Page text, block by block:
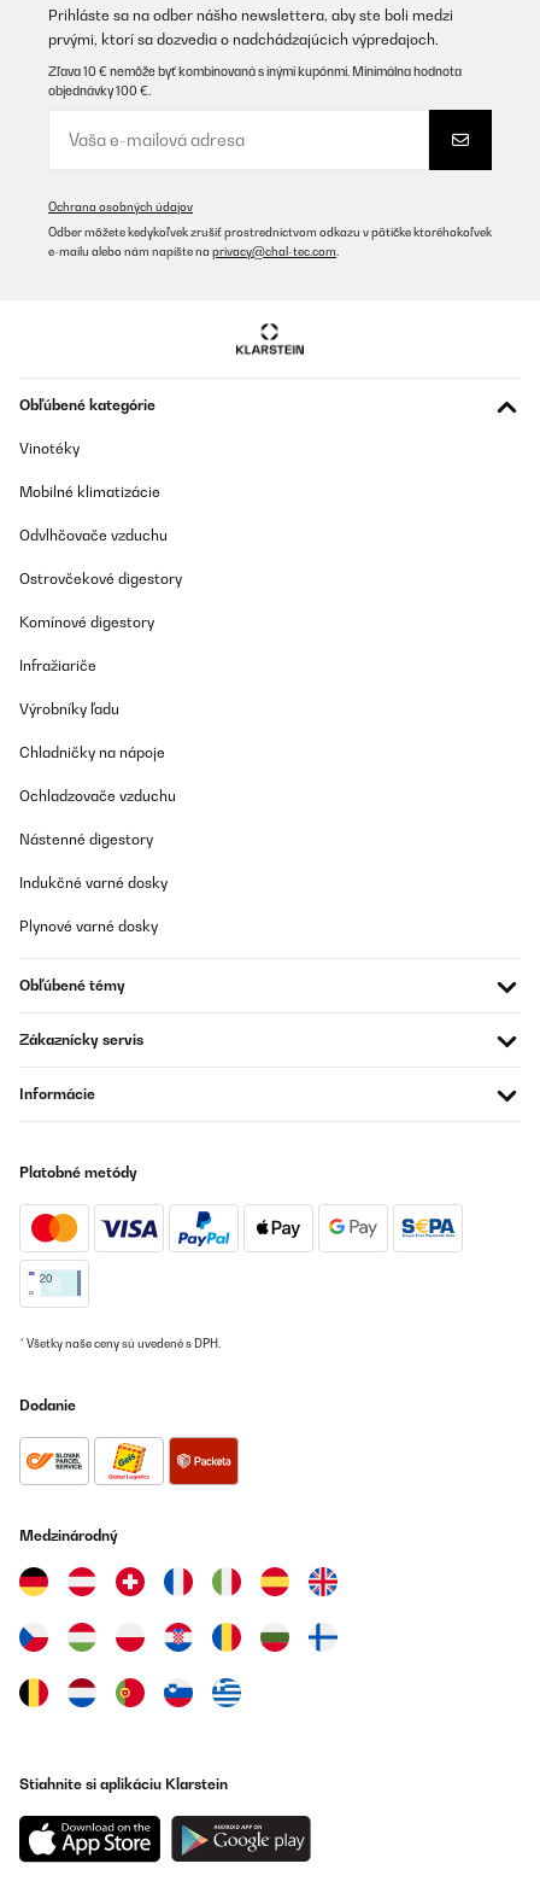
Prihláste sa na odber nášho newslettera, aby ste boli medzi
prvými, ktorí sa dozvedia o nadchádzajúcich výpredajoch.
Zľava 10 € nemôže byť kombinovaná s inými kupónmi. Minimálna hodnota
objednávky 100 €.
Ochrana osobných údajov
Odber môžete kedykoľvek zrušiť prostredníctvom odkazu v pätičke ktoréhokoľvek
e-mailu alebo nám napíšte na privacy@chal-tec.com
Obľúbené kategórie
Vinotéky
Mobilné klimatizácie
Odvlhčovače vzduchu
Ostrovčekové digestory
Komínové digestory
Infražiariče
Výrobníky ľadu
Chladničky na nápoje
Ochladzovače vzduchu
Nástenné digestory
Indukčné varné dosky
Plynové varné dosky
Obľúbené témy
Zákaznícky servis
Informácie
Platobné metódy
* Všetky naše ceny sú uvedené s DPH.
Dodanie
Medzinárodný
Stiahnite si aplikáciu Klarstein